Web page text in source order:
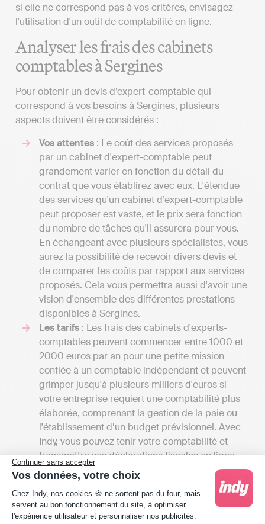
Continuer sans accepter
Vos données, votre choix
Plateforme de Gestion du Consentement :
Chez Indy, nos cookies 🍪 ne sortent pas du four, mais
servent au bon fonctionnement du site, à optimiser
l'expérience utilisateur et personnaliser nos publicités.
si elle ne correspond pas à vos critères, envisagez
l'utilisation d'un outil de comptabilité en ligne.
Analyser les frais des cabinets
comptables à Sergines
Pour obtenir un devis d’expert-comptable qui
correspond à vos besoins à Sergines, plusieurs
aspects doivent être considérés :
Vos attentes : Le coût des services proposés
par un cabinet d'expert-comptable peut
grandement varier en fonction du détail du
contrat que vous établirez avec eux. L'étendue
des services qu'un cabinet d’expert-comptable
peut proposer est vaste, et le prix sera fonction
du nombre de tâches qu'il assurera pour vous.
En échangeant avec plusieurs spécialistes, vous
aurez la possibilité de recevoir divers devis et
de comparer les coûts par rapport aux services
proposés. Cela vous permettra aussi d'avoir une
vision d'ensemble des différentes prestations
disponibles à Sergines.
Les tarifs : Les frais des cabinets d'experts-
comptables peuvent commencer entre 1000 et
2000 euros par an pour une petite mission
confiée à un comptable indépendant et peuvent
grimper jusqu'à plusieurs milliers d'euros si
votre entreprise requiert une comptabilité plus
élaborée, comprenant la gestion de la paie ou
l'établissement d’un budget prévisionnel. Avec
Indy, vous pouvez tenir votre comptabilité et
transmettre vos déclarations fiscales en ligne
dès 20 € HT par mois.
La localisation du cabinet
: Si vous privilégiez
les rendez-vous en présentiel avec votre expert-
comptable, il serait avantageux que le cabinet